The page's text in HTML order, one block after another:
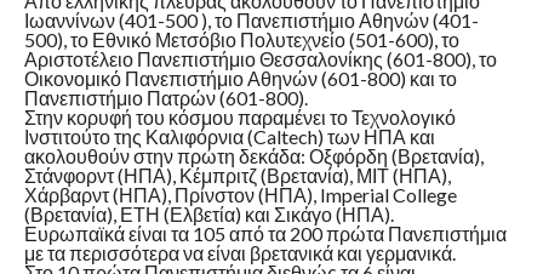
Ιωαννίνων (401-500 ), το Πανεπιστήμιο Αθηνών (401-
500), το Εθνικό Μετσόβιο Πολυτεχνείο (501-600), το
Αριστοτέλειο Πανεπιστήμιο Θεσσαλονίκης (601-800), το
Οικονομικό Πανεπιστήμιο Αθηνών (601-800) και το
Πανεπιστήμιο Πατρών (601-800).
Στην κορυφή του κόσμου παραμένει το Τεχνολογικό
Ινστιτούτο της Καλιφόρνια (Caltech) των ΗΠΑ και
ακολουθούν στην πρώτη δεκάδα: Οξφόρδη (Βρετανία),
Στάνφορντ (ΗΠΑ), Κέμπριτζ (Βρετανία), ΜΙΤ (ΗΠΑ),
Χάρβαρντ (ΗΠΑ), Πρίνστον (ΗΠΑ), Imperial College
(Βρετανία), ΕΤΗ (Ελβετία) και Σικάγο (ΗΠΑ).
Ευρωπαϊκά είναι τα 105 από τα 200 πρώτα Πανεπιστήμια
με τα περισσότερα να είναι βρετανικά και γερμανικά.